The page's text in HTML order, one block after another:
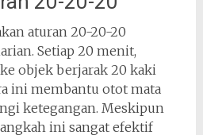
aturan 20-20-20
Setiap 20 menit,
objek berjarak 20 kaki
ini membantu otot mata
ketegangan. Meskipun
ini sangat efektif